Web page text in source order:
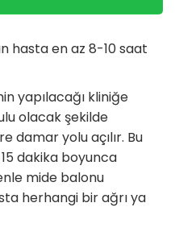
hasta en az 8-10 saat
yapılacağı kliniğe
olacak şekilde
damar yolu açılır. Bu
dakika boyunca
mide balonu
herhangi bir ağrı ya